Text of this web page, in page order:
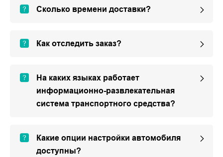
Сколько времени доставки?
Как отследить заказ?
На каких языках работает
информационно-развлекательная
система транспортного средства?
Какие опции настройки автомобиля
доступны?